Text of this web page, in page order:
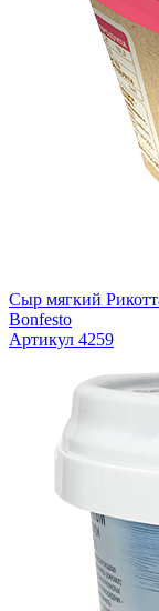
Сыр мягкий
Bonfesto
Артикул 4259